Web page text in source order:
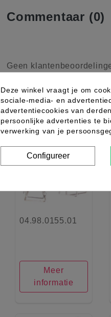
Commentaar (0)
Geen
10 andere
Nieuw favorite_border
04.98.0155.01
Meer
informatie
Deze winkel vraagt je om
sociale-media- en
advertentiecookies van
persoonlijke advertenties te
verwerking van je
Configureer